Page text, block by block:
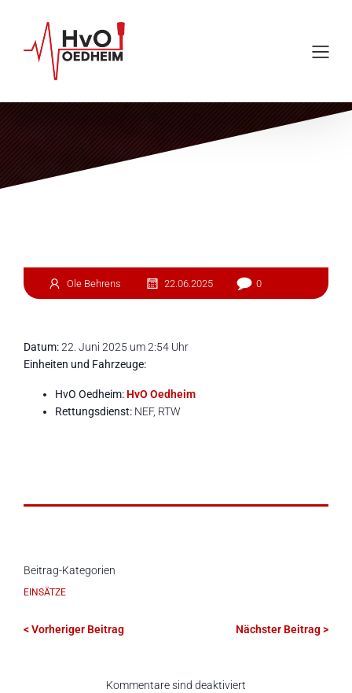
Ole Behrens 22.06.2025 0
Datum:22. Juni 2025 um 2:54 Uhr
Einheiten und Fahrzeuge:
HvO Oedheim: HvO Oedheim
Rettungsdienst: NEF, RTW
Beitrag-Kategorien
EINSÄTZE
< Vorheriger Beitrag Nächster Beitrag >
Kommentare sind deaktiviert